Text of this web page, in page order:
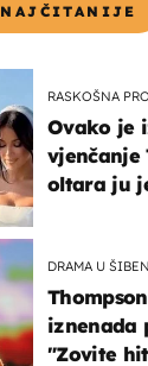
NAJČITANIJE
RASKOŠNA
Ovako je
vjenčanje
oltara ju
DRAMA U
iznenada
"Zovite